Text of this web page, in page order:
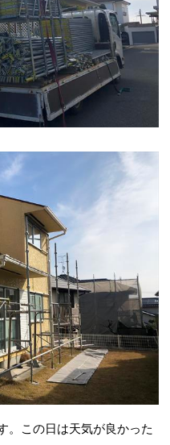
。この日は天気が良かった